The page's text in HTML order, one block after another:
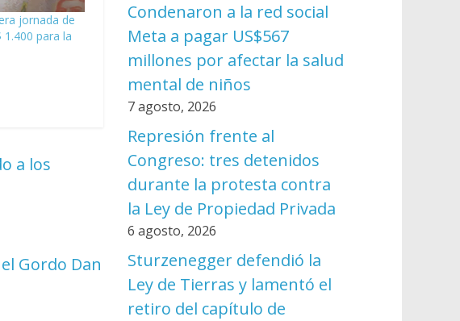
jornada de
para la
a los
Gordo Dan
Condenaron a la red social
Meta a pagar US$567
millones por afectar la salud
mental de niños
7 agosto, 2026
Represión frente al
Congreso: tres detenidos
durante la protesta contra
la Ley de Propiedad Privada
6 agosto, 2026
Sturzenegger defendió la
Ley de Tierras y lamentó el
retiro del capítulo de